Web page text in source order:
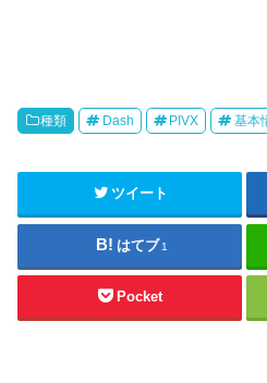
種類 Dash PIVX 基本
ツイート
はてブ 1
Pocket